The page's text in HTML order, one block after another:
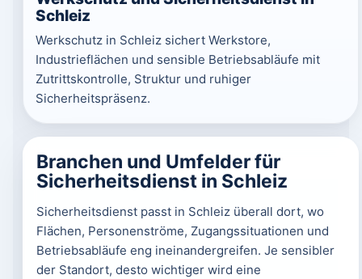
Schleiz
Werkschutz in Schleiz sichert Werkstore,
Industrieflächen und sensible Betriebsabläufe mit
Zutrittskontrolle, Struktur und ruhiger
Sicherheitspräsenz.
Branchen und Umfelder für
Sicherheitsdienst in Schleiz
Sicherheitsdienst passt in Schleiz überall dort, wo
Flächen, Personenströme, Zugangssituationen und
Betriebsabläufe eng ineinandergreifen. Je sensibler
der Standort, desto wichtiger wird eine